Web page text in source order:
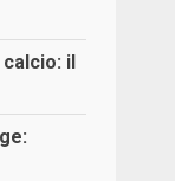
il